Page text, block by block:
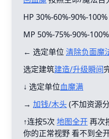
HP 30%-60%-90%-100%
MP 50%-75%-90%-100%
← 选定单位 清除负面魔
选定建筑建造/升级瞬间
↓ 选定单位血魔满
→ 加钱/木头(不加资源
↑连按5次 地图全开再次
你的正常视野 看不到全